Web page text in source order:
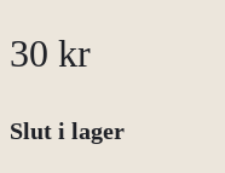
30 kr
Slut i lager